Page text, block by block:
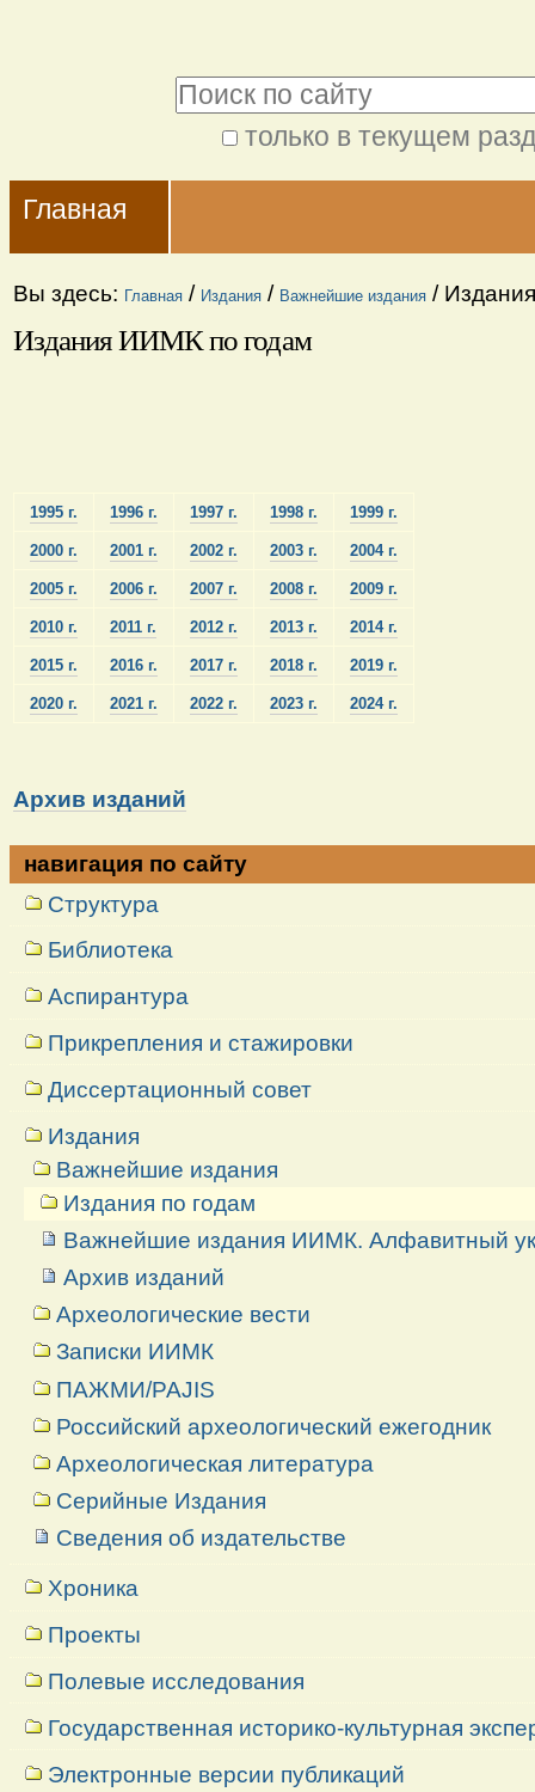
содержимому.
Перейти
навигации
только в текущем
поиск
Navigation
Главная
Вы здесь: Главная / Издания / Важнейшие издания /
Издания ИИМК по годам
1995 г. 1996 г. 1997 г. 1998 г. 1999 г.
2000 г. 2001 г. 2002 г. 2003 г. 2004 г.
2005 г. 2006 г. 2007 г. 2008 г. 2009 г.
2010 г. 2011 г. 2012 г. 2013 г. 2014 г.
2015 г. 2016 г. 2017 г. 2018 г. 2019 г.
2020 г. 2021 г. 2022 г. 2023 г. 2024 г.
Архив изданий
навигация по сайту
Структура
Библиотека
Аспирантура
Прикрепления и стажировки
Диссертационный совет
Издания
Важнейшие издания
Издания по годам
Важнейшие издания ИИМК. Алфавитный
Архив изданий
Археологические вести
Записки ИИМК
ПАЖМИ/PAJIS
Российский археологический ежегодник
Археологическая литература
Серийные Издания
Сведения об издательстве
Хроника
Проекты
Полевые исследования
Государственная историко-культурная
Электронные версии публикаций